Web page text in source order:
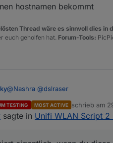
hostnamen bekommt
Thread wäre es sinnvoll dies
euch geholfen hat. Forum-Tools:
@Nashra @dslraser
was passiert eigentlich, wenn du
TESTING MOST ACTIVE schrieb am
zuletzt
sagte in Unifi WLAN Script